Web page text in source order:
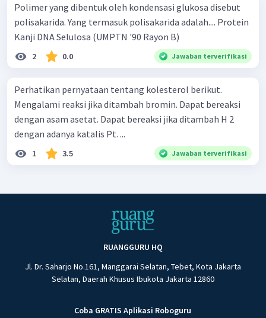
Polimer yang dibentuk oleh kondensasi glukosa disebut
polisakarida. Yang termasuk polisakarida adalah.... Protein
Kanji DNA Selulosa (UMPTN '90 Rayon B)
2 0.0 Jawaban terverifikasi
Perhatikan pernyataan tentang kolesterol berikut.
Mengalami reaksi jika ditambah bromin. Dapat bereaksi
dengan asam asetat. Dapat bereaksi jika ditambah H 2 ​
dengan ada­nya katalis Pt. ...
1 3.5 Jawaban terverifikasi
RUANGGURU HQ
Jl. Dr. Saharjo No.161, Manggarai Selatan, Tebet, Kota Jakarta
Selatan, Daerah Khusus Ibukota Jakarta 12860
Coba GRATIS Aplikasi Roboguru